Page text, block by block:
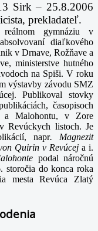
Sirk – 25.8.2006
prekladateľ.
gymnáziu v
diaľkového
v Drnave, Rožňave a
ministerstve hutného
na Spiši. V roku
výstavby závodu SMZ
Publikoval stovky
časopisoch
a Malohontu, v Zore
Revúckych listoch. Je
napr. Magnezit
Quirin v Revúcej a i.
podal náročnú
storočia do konca roka
mesta Revúca Zlatý